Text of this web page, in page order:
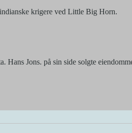
krigere ved Little Big Horn.
Hans Jons. på sin side solgte